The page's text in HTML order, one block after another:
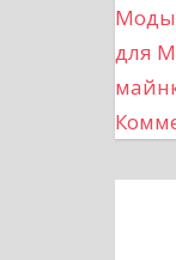
г
а
ц
Моды
для